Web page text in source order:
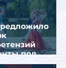
под